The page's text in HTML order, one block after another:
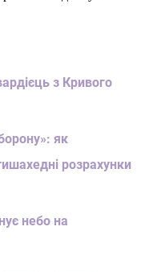
з Кривого
як
розрахунки
небо на